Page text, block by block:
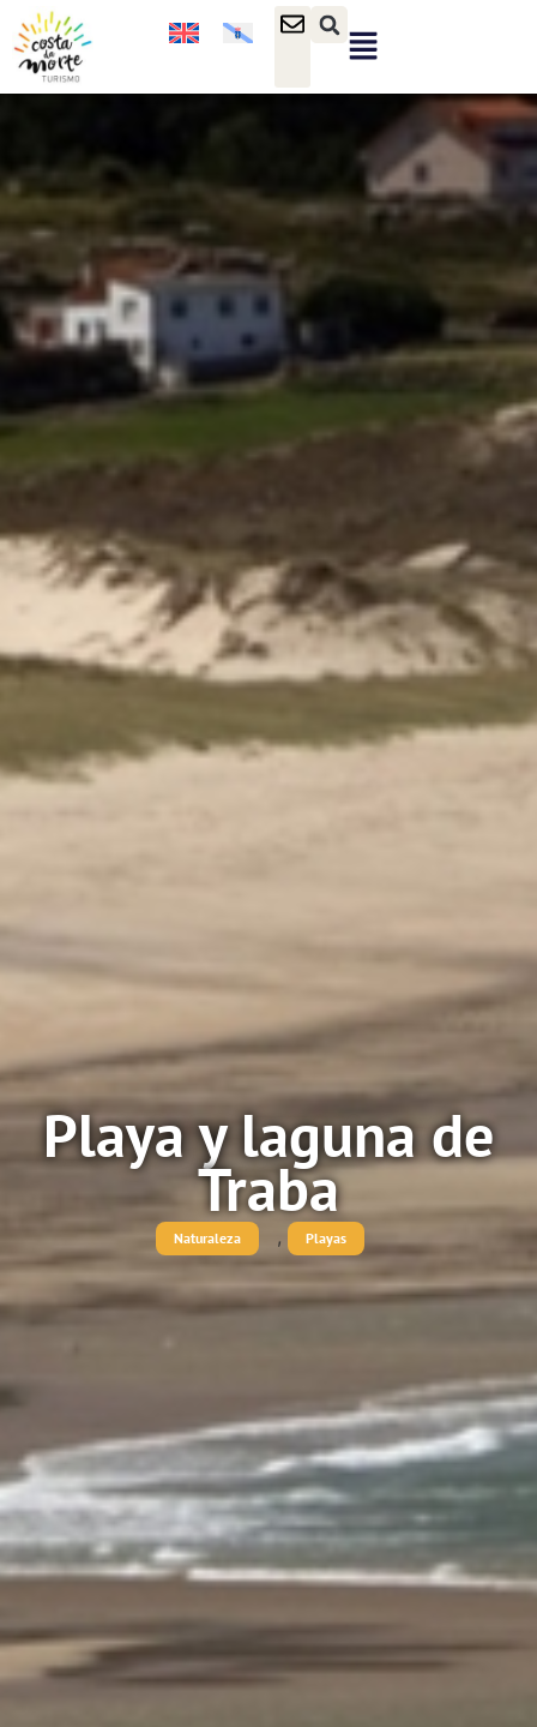
Playa y laguna de
Traba
Naturaleza , Playas